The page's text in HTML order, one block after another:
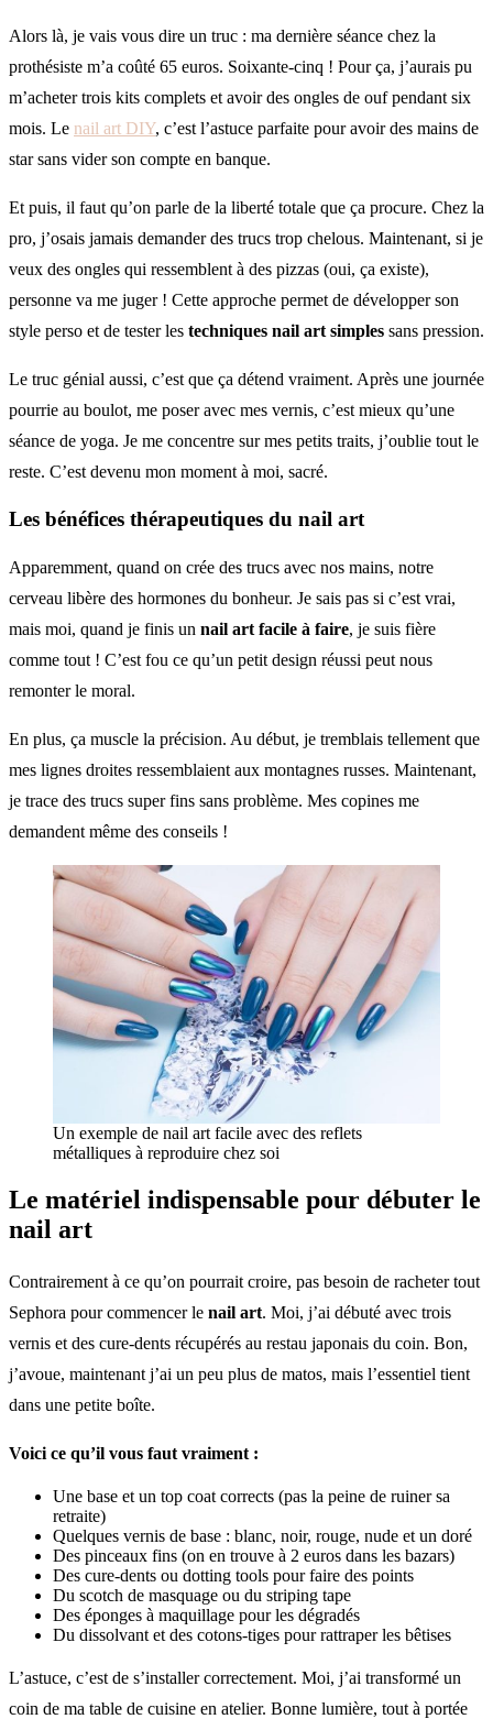
Alors là, je vais vous dire un truc : ma dernière séance chez la
prothésiste m’a coûté 65 euros. Soixante-cinq ! Pour ça, j’aurais pu
m’acheter trois kits complets et avoir des ongles de ouf pendant six
mois. Le nail art DIY, c’est l’astuce parfaite pour avoir des mains de
star sans vider son compte en banque.
Et puis, il faut qu’on parle de la liberté totale que ça procure. Chez la
pro, j’osais jamais demander des trucs trop chelous. Maintenant, si je
veux des ongles qui ressemblent à des pizzas (oui, ça existe),
personne va me juger ! Cette approche permet de développer son
style perso et de tester les techniques nail art simples sans pression.
Le truc génial aussi, c’est que ça détend vraiment. Après une journée
pourrie au boulot, me poser avec mes vernis, c’est mieux qu’une
séance de yoga. Je me concentre sur mes petits traits, j’oublie tout le
reste. C’est devenu mon moment à moi, sacré.
Les bénéfices thérapeutiques du nail art
Apparemment, quand on crée des trucs avec nos mains, notre
cerveau libère des hormones du bonheur. Je sais pas si c’est vrai,
mais moi, quand je finis un nail art facile à faire, je suis fière
comme tout ! C’est fou ce qu’un petit design réussi peut nous
remonter le moral.
En plus, ça muscle la précision. Au début, je tremblais tellement que
mes lignes droites ressemblaient aux montagnes russes. Maintenant,
je trace des trucs super fins sans problème. Mes copines me
demandent même des conseils !
Un exemple de nail art facile avec des reflets
métalliques à reproduire chez soi
Le matériel indispensable pour débuter le
nail art
Contrairement à ce qu’on pourrait croire, pas besoin de racheter tout
Sephora pour commencer le nail art. Moi, j’ai débuté avec trois
vernis et des cure-dents récupérés au restau japonais du coin. Bon,
j’avoue, maintenant j’ai un peu plus de matos, mais l’essentiel tient
dans une petite boîte.
Voici ce qu’il vous faut vraiment :
Une base et un top coat corrects (pas la peine de ruiner sa
retraite)
Quelques vernis de base : blanc, noir, rouge, nude et un doré
Des pinceaux fins (on en trouve à 2 euros dans les bazars)
Des cure-dents ou dotting tools pour faire des points
Du scotch de masquage ou du striping tape
Des éponges à maquillage pour les dégradés
Du dissolvant et des cotons-tiges pour rattraper les bêtises
L’astuce, c’est de s’installer correctement. Moi, j’ai transformé un
coin de ma table de cuisine en atelier. Bonne lumière, tout à portée